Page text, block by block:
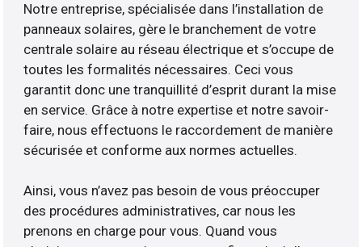
Notre entreprise, spécialisée dans l’installation de
panneaux solaires, gère le branchement de votre
centrale solaire au réseau électrique et s’occupe de
toutes les formalités nécessaires. Ceci vous
garantit donc une tranquillité d’esprit durant la mise
en service. Grâce à notre expertise et notre savoir-
faire, nous effectuons le raccordement de manière
sécurisée et conforme aux normes actuelles.
Ainsi, vous n’avez pas besoin de vous préoccuper
des procédures administratives, car nous les
prenons en charge pour vous. Quand vous